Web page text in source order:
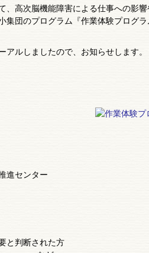
高次脳機能障害による仕事への影
集団のプログラム『作業体験プログラ
ルしましたので、お知らせします。
進センター
判断された方